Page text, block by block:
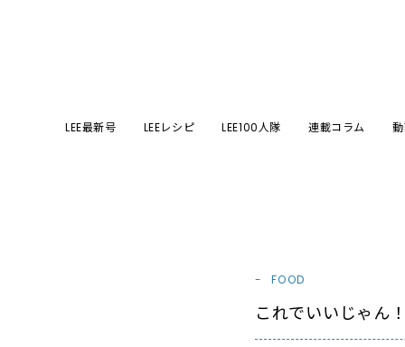
LEE最新号 LEEレシピ LEE100人隊 連載コラム
FOOD
これでいいじゃん